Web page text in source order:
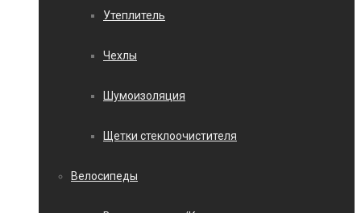
Утеплитель
Чехлы
Шумоизоляция
Щетки стеклоочистителя
Велосипеды